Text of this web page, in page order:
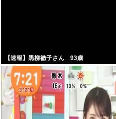
【速報】黒柳徹子さん 93歳